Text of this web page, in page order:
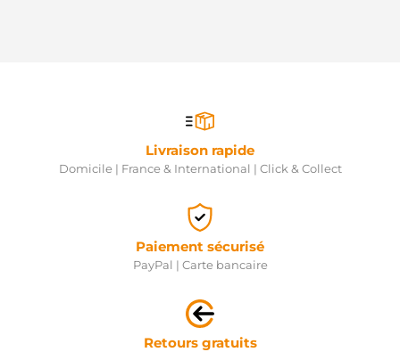
Livraison rapide
Domicile | France & International | Click & Collect
Paiement sécurisé
PayPal | Carte bancaire
Retours gratuits